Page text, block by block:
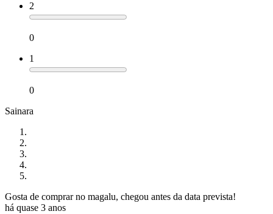
2
0
1
0
Sainara
Gosta de comprar no magalu, chegou antes da data prevista!
há quase 3 anos